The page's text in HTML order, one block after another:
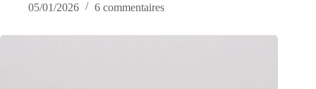
05/01/2026
6 commentaires